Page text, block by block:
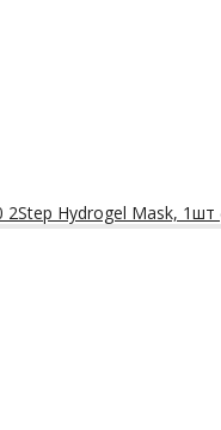
2Step Hydrogel Mask,